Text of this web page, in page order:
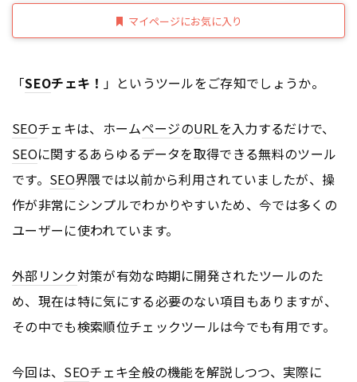
マイページにお気に入り
「SEOチェキ！ 」というツールをご存知でしょうか。
SEOチェキは、ホームページのURLを入力するだけで、
SEOに関するあらゆるデータを取得できる無料のツール
です。 SEO界隈では以前から利用されていましたが、操
作が非常にシンプルでわかりやすいため、今では多くの
ユーザーに使われています。
外部リンク対策が有効な時期に開発されたツールのた
め、現在は特に気にする必要のない項目もありますが、
その中でも検索順位チェックツールは今でも有用です。
今回は、 SEOチェキ全般の機能を解説しつつ、実際に